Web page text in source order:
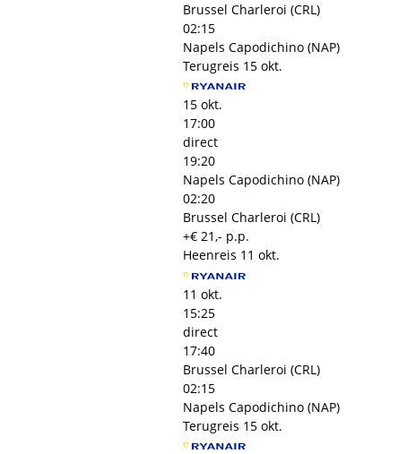
Brussel Charleroi (CRL)
02:15
Napels Capodichino (NAP)
Terugreis 15 okt.
15 okt.
17:00
direct
19:20
Napels Capodichino (NAP)
02:20
Brussel Charleroi (CRL)
+€ 21,- p.p.
Heenreis 11 okt.
11 okt.
15:25
direct
17:40
Brussel Charleroi (CRL)
02:15
Napels Capodichino (NAP)
Terugreis 15 okt.